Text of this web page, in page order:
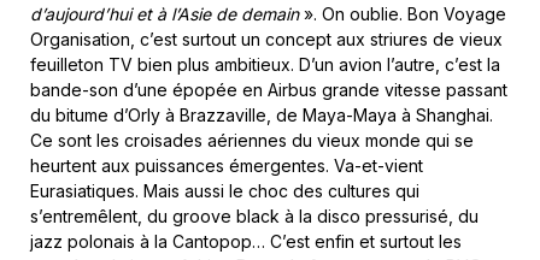
d’aujourd’hui et à l’Asie de demain». On oublie. Bon Voyage
Organisation, c’est surtout un concept aux striures de vieux
feuilleton TV bien plus ambitieux. D’un avion l’autre, c’est la
bande-son d’une épopée en Airbus grande vitesse passant
du bitume d’Orly à Brazzaville, de Maya-Maya à Shanghai.
Ce sont les croisades aériennes du vieux monde qui se
heurtent aux puissances émergentes. Va-et-vient
Eurasiatiques. Mais aussi le choc des cultures qui
s’entremêlent, du groove black à la disco pressurisé, du
jazz polonais à la Cantopop… C’est enfin et surtout les